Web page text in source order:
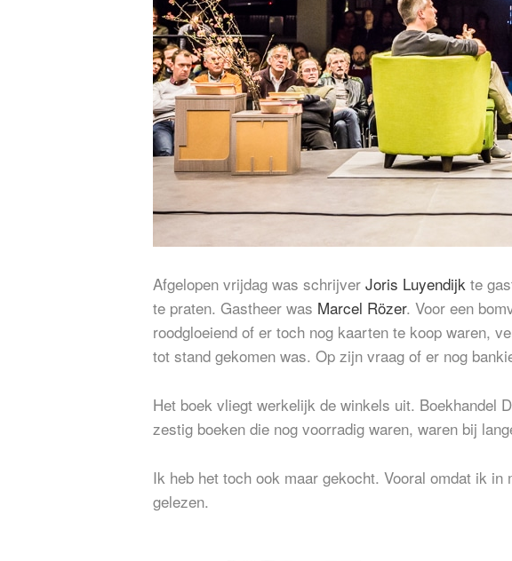
Afgelopen vrijdag was schrijver Joris Luyendijk te
te praten. Gastheer was Marcel Rözer. Voor een
roodgloeiend of er toch nog kaarten te koop waren,
tot stand gekomen was. Op zijn vraag of er nog
Het boek vliegt werkelijk de winkels uit. Boekhandel
zestig boeken die nog voorradig waren, waren bij
Ik heb het toch ook maar gekocht. Vooral omdat ik
gelezen.